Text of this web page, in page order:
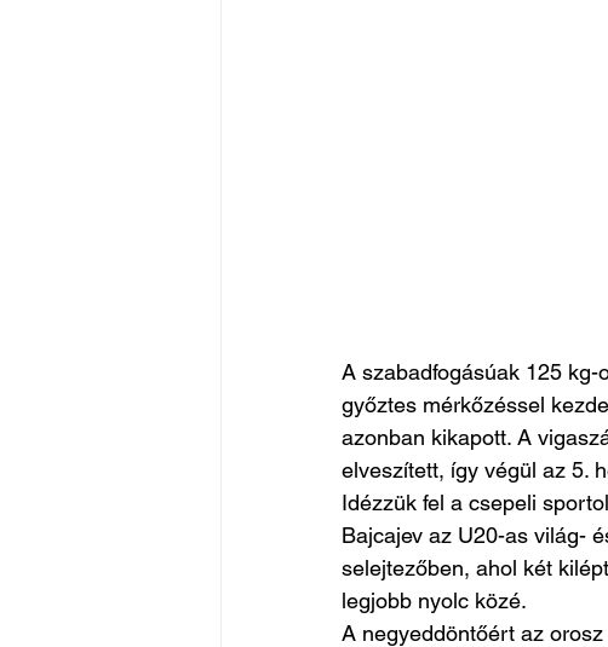
A szabadfogásúak 125
győztes mérkőzéssel
azonban kikapott. A
elveszített, így végül az 5.
Idézzük fel a csepeli
Bajcajev az U20-as világ-
selejtezőben, ahol két
legjobb nyolc közé.
A negyeddöntőért az